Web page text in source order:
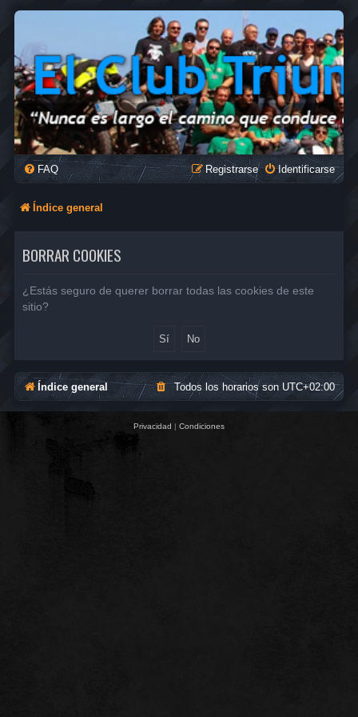
FAQ Identificarse
Registrarse
Índice general
BORRAR COOKIES
¿Estás seguro de querer borrar todas las cookies de este
sitio?
Índice general Todos los horarios sonUTC+02:00
Privacidad | Condiciones